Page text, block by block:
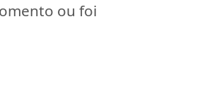
ou foi